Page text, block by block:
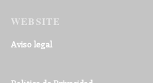
WEBSITE
Aviso legal